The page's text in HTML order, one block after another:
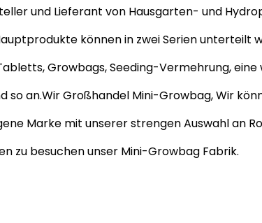
und Lieferant von Hausgarten- und
können in zwei Serien unterteilt
Growbags, Seeding-Vermehrung, eine
so an.WirGroßhandel Mini-Growbag, Wir
Marke mit unserer strengen Auswahl an
zu besuchen unser Mini-Growbag Fabrik.